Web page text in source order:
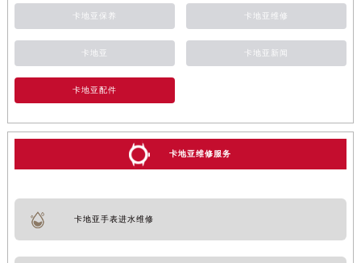
卡地亚保养 卡地亚维修
卡地亚 卡地亚新闻
卡地亚配件
卡地亚维修服务
卡地亚手表进水维修